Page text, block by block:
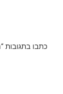
כתבו בתגובות